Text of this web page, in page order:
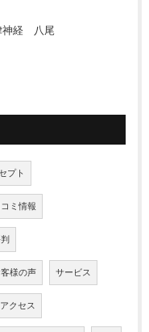
神経 八尾
プト
ミ情報
様の声 サービス
アクセス